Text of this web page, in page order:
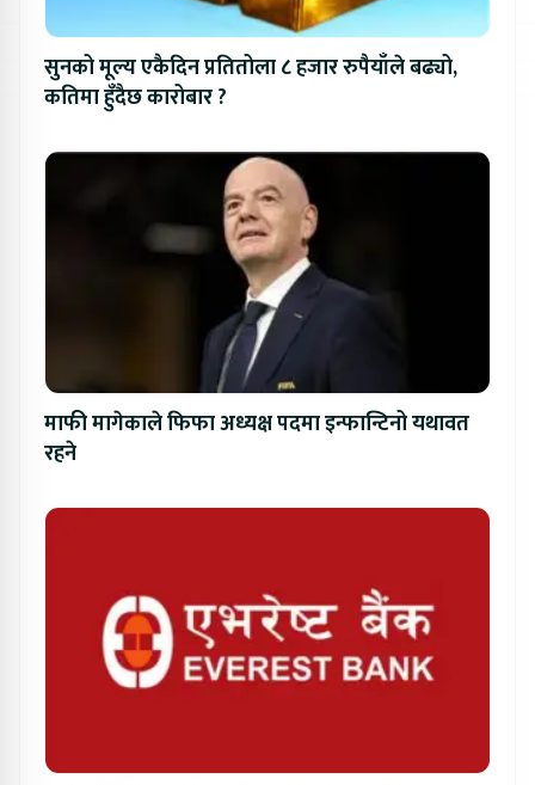
सुनको मूल्य एकैदिन प्रतितोला ८ हजार रुपैयाँले बढ्यो,
कतिमा हुँदैछ कारोबार ?
माफी मागेकाले फिफा अध्यक्ष पदमा इन्फान्टिनो यथावत
रहने